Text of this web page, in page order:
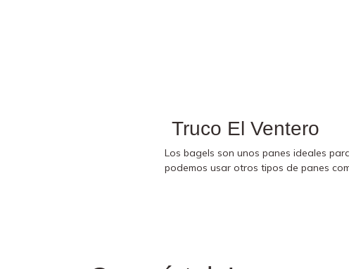
Truco El Ventero
Los bagels son unos panes ideales
podemos usar otros tipos de panes